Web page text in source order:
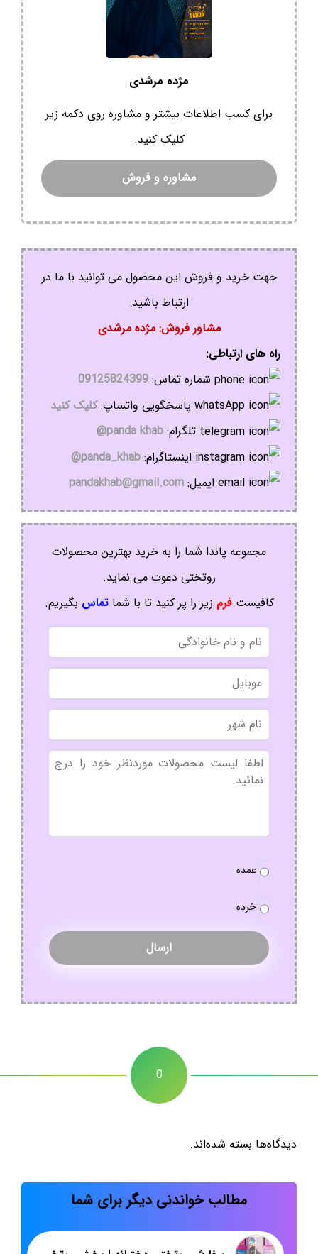
مژده مرشدی
برای کسب اطلاعات بیشتر و مشاوره روی دکمه زیر
کلیک کنید.
مشاوره و فروش
جهت خرید و فروش این محصول می توانید با ما در
ارتباط باشید:
مشاور فروش: مژده مرشدی
راه های ارتباطی:
شماره تماس: 09125824399
پاسخگویی واتساپ:کلیک کنید
تلگرام: panda khab@
اینستاگرام: panda_khab@
ایمیل: pandakhab@gmail.com
مجموعه پاندا شما را به خرید بهترین محصولات
روتختی دعوت می نماید.
کافیستفرم زیر را پر کنید تا با شماتماس بگیریم.
نام
و
نام
خانوادگی
موبایل
نام
شهر
بدون
عنوان
نوع
عمده
خرده
0
دیدگاه‌ها بسته شده‌اند.
مطالب خواندنی دیگر برای شما